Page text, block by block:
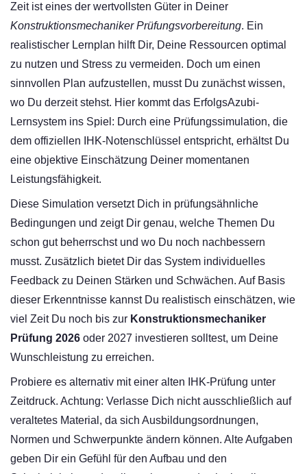
Zeit ist eines der wertvollsten Güter in Deiner
Konstruktionsmechaniker Prüfungsvorbereitung. Ein
realistischer Lernplan hilft Dir, Deine Ressourcen optimal
zu nutzen und Stress zu vermeiden. Doch um einen
sinnvollen Plan aufzustellen, musst Du zunächst wissen,
wo Du derzeit stehst. Hier kommt das ErfolgsAzubi-
Lernsystem ins Spiel: Durch eine Prüfungssimulation, die
dem offiziellen IHK-Notenschlüssel entspricht, erhältst Du
eine objektive Einschätzung Deiner momentanen
Leistungsfähigkeit.
Diese Simulation versetzt Dich in prüfungsähnliche
Bedingungen und zeigt Dir genau, welche Themen Du
schon gut beherrschst und wo Du noch nachbessern
musst. Zusätzlich bietet Dir das System individuelles
Feedback zu Deinen Stärken und Schwächen. Auf Basis
dieser Erkenntnisse kannst Du realistisch einschätzen, wie
viel Zeit Du noch bis zur Konstruktionsmechaniker
Prüfung 2026 oder 2027 investieren solltest, um Deine
Wunschleistung zu erreichen.
Probiere es alternativ mit einer alten IHK-Prüfung unter
Zeitdruck. Achtung: Verlasse Dich nicht ausschließlich auf
veraltetes Material, da sich Ausbildungsordnungen,
Normen und Schwerpunkte ändern können. Alte Aufgaben
geben Dir ein Gefühl für den Aufbau und den